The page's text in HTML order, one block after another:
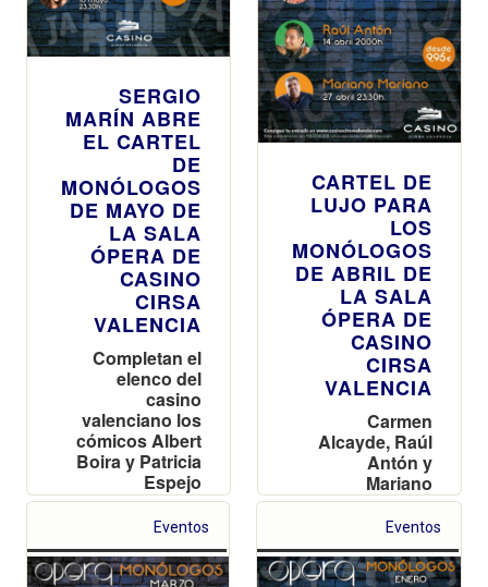
SERGIO
MARÍN ABRE
EL CARTEL
DE
MONÓLOGOS
DE MAYO DE
LA SALA
ÓPERA DE
CASINO
CIRSA
VALENCIA
Completan el
elenco del
casino
valenciano los
cómicos Albert
Boira y Patricia
Espejo
CARTEL DE
LUJO PARA
LOS
MONÓLOGOS
DE ABRIL DE
LA SALA
ÓPERA DE
CASINO
CIRSA
VALENCIA
Carmen
Alcayde, Raúl
Antón y
Mariano
Mariano,
estrellas para
las noches de
comedia del
Eventos Eventos